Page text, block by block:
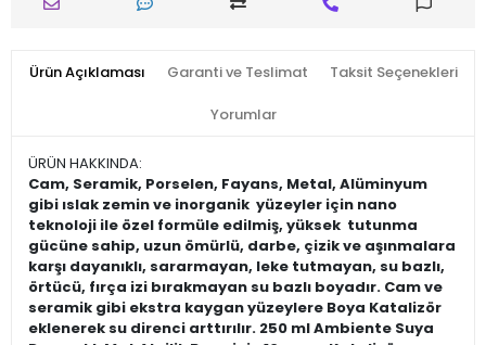
Ürün Açıklaması Garanti ve Teslimat Taksit Seçenekleri
Yorumlar
ÜRÜN HAKKINDA:
Cam, Seramik, Porselen, Fayans, Metal, Alüminyum
gibi ıslak zemin ve inorganik yüzeyler için nano
teknoloji ile özel formüle edilmiş, yüksek tutunma
gücüne sahip, uzun ömürlü, darbe, çizik ve aşınmalara
karşı dayanıklı, sararmayan, leke tutmayan, su bazlı,
örtücü, fırça izi bırakmayan su bazlı boyadır. Cam ve
seramik gibi ekstra kaygan yüzeylere Boya Katalizör
eklenerek su direnci arttırılır. 250 ml Ambiente Suya